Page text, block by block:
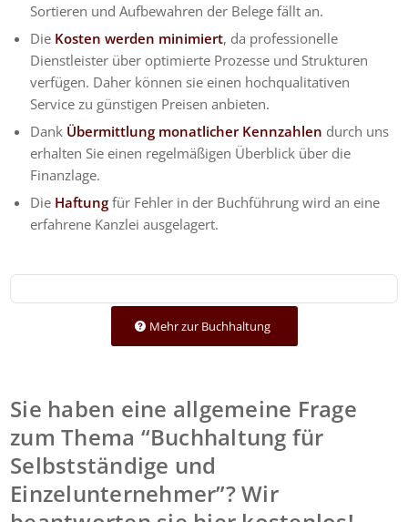
Sortieren und Aufbewahren der Belege fällt an.
Die Kosten werden minimiert, da professionelle
Dienstleister über optimierte Prozesse und Strukturen
verfügen. Daher können sie einen hochqualitativen
Service zu günstigen Preisen anbieten.
Dank Übermittlung monatlicher Kennzahlen durch uns
erhalten Sie einen regelmäßigen Überblick über die
Finanzlage.
Die Haftung für Fehler in der Buchführung wird an eine
erfahrene Kanzlei ausgelagert.
Mehr zur Buchhaltung
Sie haben eine allgemeine Frage
zum Thema “Buchhaltung für
Selbstständige und
Einzelunternehmer”? Wir